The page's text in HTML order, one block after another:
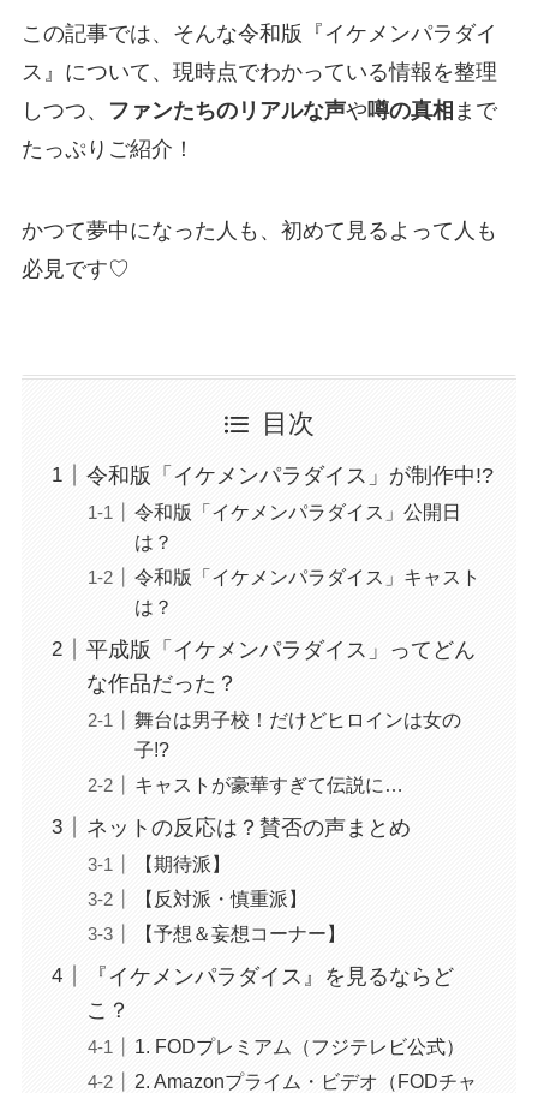
この記事では、そんな令和版『イケメンパラダイ
ス』について、現時点でわかっている情報を整理
しつつ、
ファンたちのリアルな声や噂の真相 まで
たっぷりご紹介！
かつて夢中になった人も、初めて見るよって人も
必見です♡
目次
令和版「イケメンパラダイス」が制作中!?
令和版「イケメンパラダイス」公開日
は？
令和版「イケメンパラダイス」キャスト
は？
平成版「イケメンパラダイス」ってどん
な作品だった？
舞台は男子校！だけどヒロインは女の
子!?
キャストが豪華すぎて伝説に…
ネットの反応は？賛否の声まとめ
【期待派】
【反対派・慎重派】
【予想＆妄想コーナー】
『イケメンパラダイス』を見るならど
こ？
1. FODプレミアム（フジテレビ公式）
2. Amazonプライム・ビデオ（FODチャ